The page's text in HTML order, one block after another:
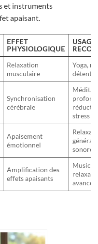
et instruments
apaisant.
EFFET
PHYSIOLOGIQUE
USAGE
Relaxation
musculaire
Yoga,
détente
Synchronisation
cérébrale
stress
Apaisement
émotionnel
sonore
Amplification des
effets apaisants
avancée